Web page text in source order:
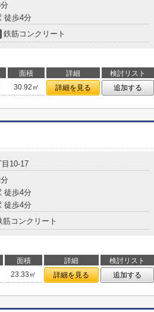
徒歩4分
鉄筋コンクリート
面積 詳細
検討リスト
30.92㎡ 詳細を見る 追加する
目10-17
徒歩4分
徒歩4分
筋コンクリート
面積 詳細
検討リスト
23.33㎡ 詳細を見る 追加する